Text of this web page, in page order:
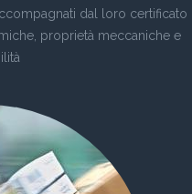
dal loro certificato
proprietà meccaniche e